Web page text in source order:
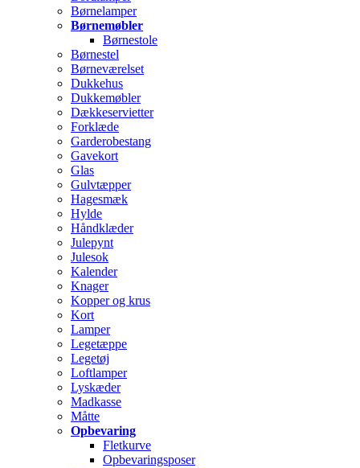
Børnelamper
Børnemøbler
Børnestole
Børnestel
Børneværelset
Dukkehus
Dukkemøbler
Dækkeservietter
Forklæde
Garderobestang
Gavekort
Glas
Gulvtæpper
Hagesmæk
Hylde
Håndklæder
Julepynt
Julesok
Kalender
Knager
Kopper og krus
Kort
Lamper
Legetæppe
Legetøj
Loftlamper
Lyskæder
Madkasse
Måtte
Opbevaring
Fletkurve
Opbevaringsposer